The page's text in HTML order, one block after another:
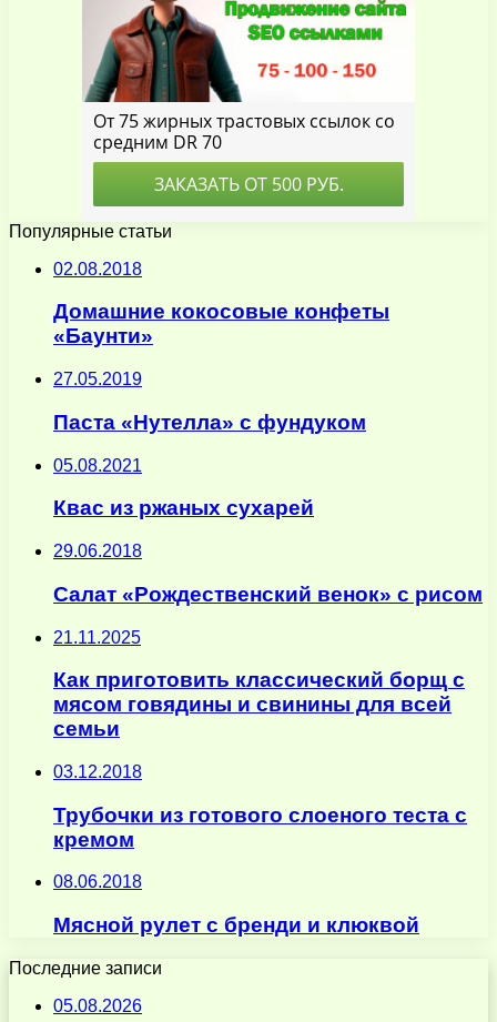
Популярные статьи
02.08.2018
Домашние кокосовые конфеты
«Баунти»
27.05.2019
Паста «Нутелла» с фундуком
05.08.2021
Квас из ржаных сухарей
29.06.2018
Салат «Рождественский венок» с рисом
21.11.2025
Как приготовить классический борщ с
мясом говядины и свинины для всей
семьи
03.12.2018
Трубочки из готового слоеного теста с
кремом
08.06.2018
Мясной рулет с бренди и клюквой
Последние записи
05.08.2026